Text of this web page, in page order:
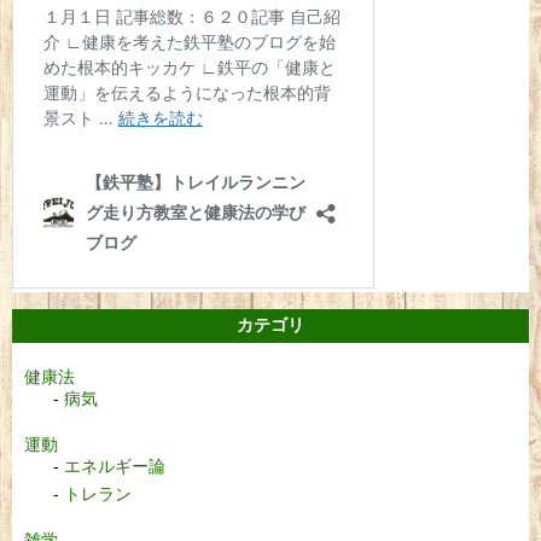
カテゴリ
健康法
病気
運動
エネルギー論
トレラン